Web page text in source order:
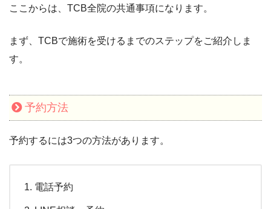
ここからは、TCB全院の共通事項になります。
まず、 TCBで施術を受けるまでのステップをご紹介しま
す。
予約方法
予約するには3つの方法があります。
電話予約